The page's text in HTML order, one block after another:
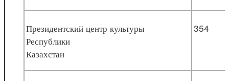
Президентский центр культуры
Республики
Казахстан
354